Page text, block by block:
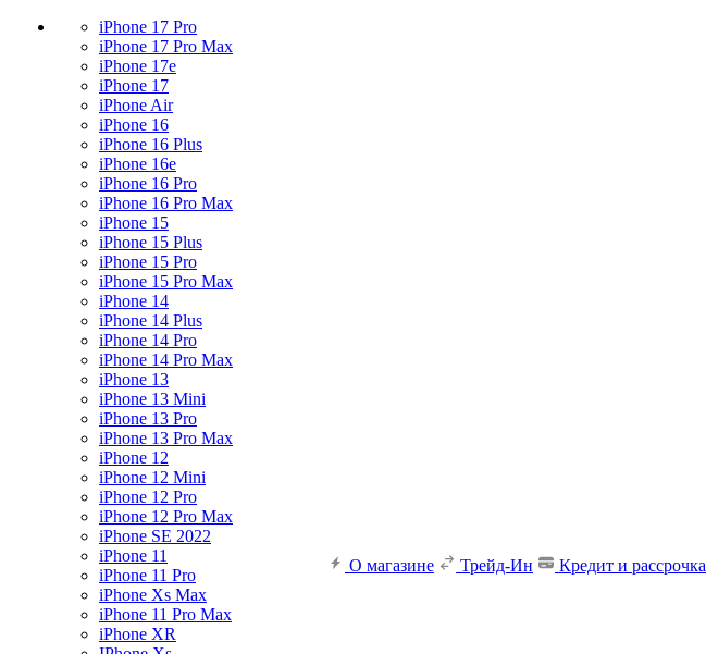
iPhone 17 Pro
iPhone 17 Pro Max
iPhone 17e
iPhone 17
iPhone Air
iPhone 16
iPhone 16 Plus
iPhone 16e
iPhone 16 Pro
iPhone 16 Pro Max
iPhone 15
iPhone 15 Plus
iPhone 15 Pro
iPhone 15 Pro Max
iPhone 14
iPhone 14 Plus
iPhone 14 Pro
iPhone 14 Pro Max
iPhone 13
iPhone 13 Mini
iPhone 13 Pro
iPhone 13 Pro Max
iPhone 12
iPhone 12 Mini
iPhone 12 Pro
iPhone 12 Pro Max
iPhone SE 2022
iPhone 11
iPhone 11 Pro
iPhone Xs Max
iPhone 11 Pro Max
iPhone XR
О магазине Трейд-Ин Кредит и рассрочка